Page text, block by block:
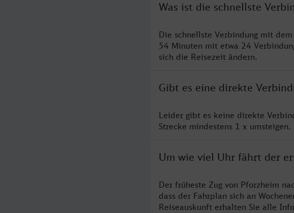
Was ist die schnellste
Die schnellste Verbindung mit
54 Minuten mit etwa 24
sich die Reisezeit ändern.
Gibt es eine direkte
Leider gibt es keine direkte
Strecke mindestens 1 x umsteigen.
Um wie viel Uhr fährt der
Der früheste Zug von Pforzheim
dass der Fahrplan sich an
Reiseauskunft erhalten Sie alle